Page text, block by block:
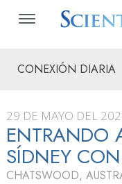
CONEXIÓN DIARIA
29 DE MAYO DEL
ENTRANDO
SÍDNEY
CHATSWOOD,